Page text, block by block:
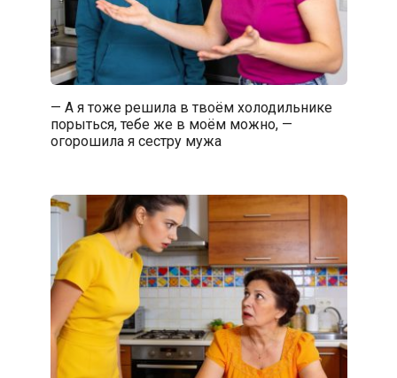
— А я тоже решила в твоём холодильнике
порыться, тебе же в моём можно, —
огорошила я сестру мужа